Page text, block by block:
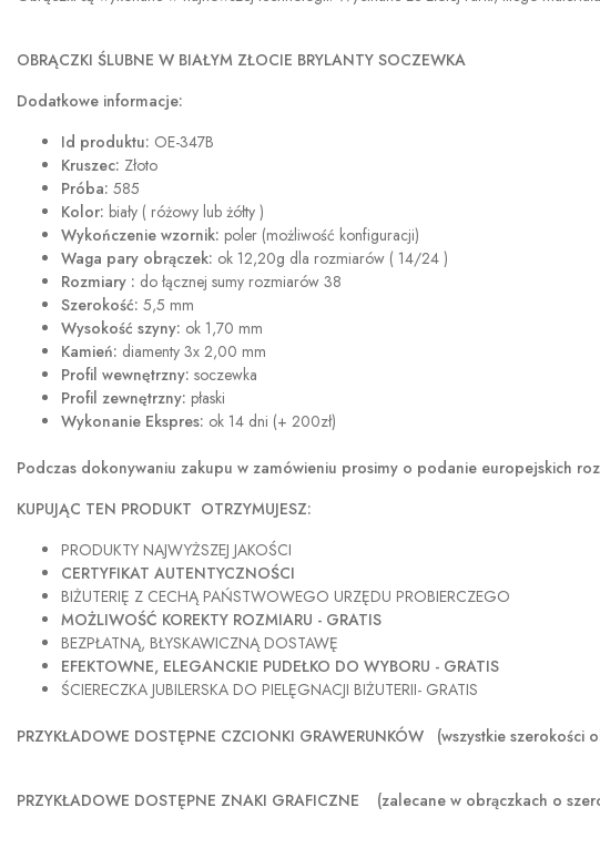
OBRĄCZKI ŚLUBNE W BIAŁYM ZŁOCIE BRYLANTY SOCZEWKA
Dodatkowe informacje:
Id produktu: OE-347B
Kruszec: Złoto
Próba: 585
Kolor: biały ( różowy lub żółty )
Wykończenie wzornik: poler (możliwość konfiguracji)
Waga pary obrączek: ok 12,20g dla rozmiarów ( 14/24 )
Rozmiary : do łącznej sumy rozmiarów 38
Szerokość: 5,5 mm
Wysokość szyny: ok 1,70 mm
Kamień: diamenty 3x 2,00 mm
Profil wewnętrzny: soczewka
Profil zewnętrzny: płaski
Wykonanie Ekspres: ok 14 dni (+ 200zł)
Podczas dokonywaniu zakupu w zamówieniu prosimy o podanie europejskich
KUPUJĄC TEN PRODUKT OTRZYMUJESZ:
PRODUKTY NAJWYŻSZEJ JAKOŚCI
CERTYFIKAT AUTENTYCZNOŚCI
BIŻUTERIĘ Z CECHĄ PAŃSTWOWEGO URZĘDU PROBIERCZEGO
MOŻLIWOŚĆ KOREKTY ROZMIARU - GRATIS
BEZPŁATNĄ, BŁYSKAWICZNĄ DOSTAWĘ
EFEKTOWNE, ELEGANCKIE PUDEŁKO DO WYBORU - GRATIS
ŚCIERECZKA JUBILERSKA DO PIELĘGNACJI BIŻUTERII- GRATIS
PRZYKŁADOWE DOSTĘPNE CZCIONKI GRAWERUNKÓW (wszystkie szerokości
PRZYKŁADOWE DOSTĘPNE ZNAKI GRAFICZNE (zalecane w obrączkach o